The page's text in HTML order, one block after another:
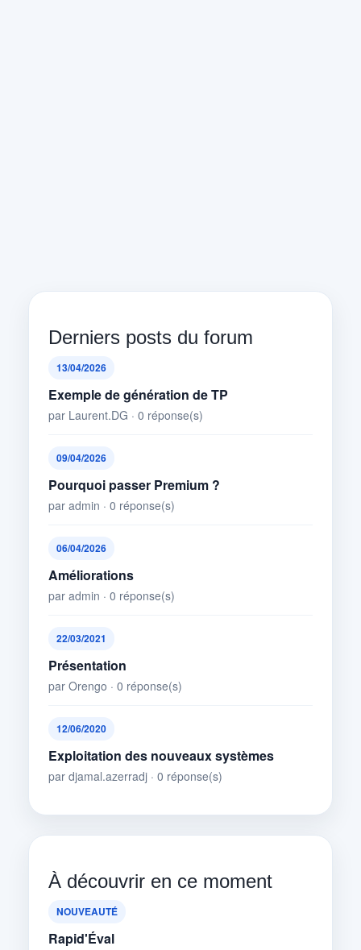
Derniers posts du forum
13/04/2026
Exemple de génération de TP
par Laurent.DG · 0 réponse(s)
09/04/2026
Pourquoi passer Premium ?
par admin · 0 réponse(s)
06/04/2026
Améliorations
par admin · 0 réponse(s)
22/03/2021
Présentation
par Orengo · 0 réponse(s)
12/06/2020
Exploitation des nouveaux systèmes
par djamal.azerradj · 0 réponse(s)
À découvrir en ce moment
NOUVEAUTÉ
Rapid'Éval